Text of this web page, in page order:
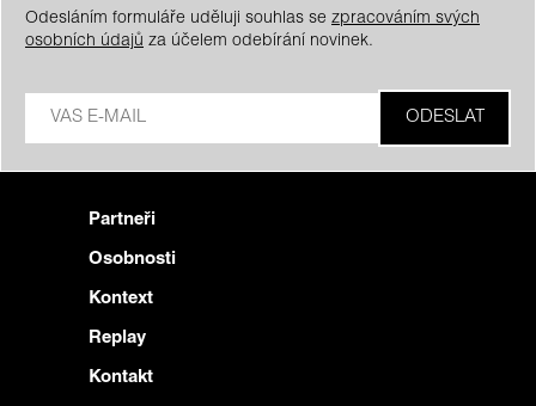
Odesláním formuláře uděluji souhlas se zpracováním svých
osobních údajů za účelem odebírání novinek.
Partneři
Osobnosti
Kontext
Replay
Kontakt